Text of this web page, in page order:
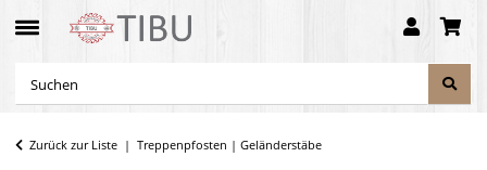
Zurück zur Liste Treppenpfosten | Geländerstäbe